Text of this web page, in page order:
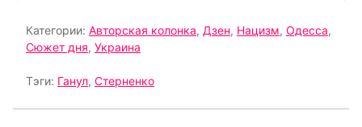
Категории: Авторская колонка, Дзен, Нацизм, Одесса,
Сюжет дня, Украина
Тэги: Ганул, Стерненко